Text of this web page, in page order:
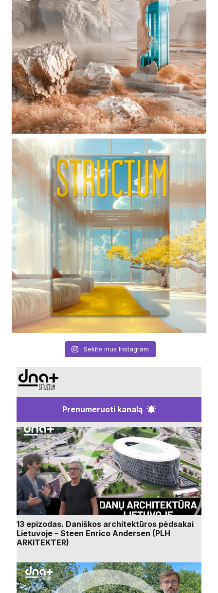
Sekite mus Instagram
Prenumeruoti kanalą
13 epizodas. Daniškos architektūros pėdsakai
Lietuvoje – Steen Enrico Andersen (PLH
ARKITEKTER)